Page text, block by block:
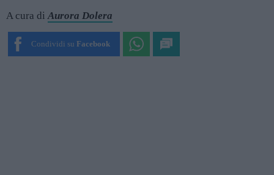
A cura diAurora Dolera
Condividi su Facebook